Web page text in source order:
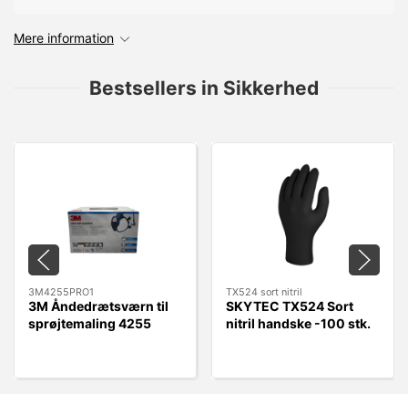
Mere information
Bestsellers in Sikkerhed
3M4255PRO1
3M Åndedrætsværn til
sprøjtemaling 4255
TX524 sort nitril
SKYTEC TX524 Sort
nitril handske -100 stk.